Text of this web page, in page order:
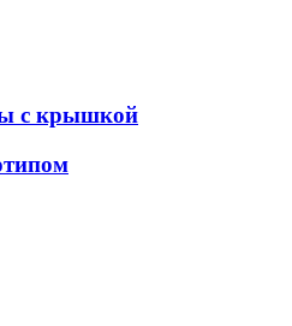
с крышкой